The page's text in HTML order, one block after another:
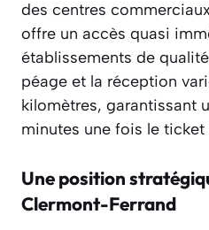
des centres
offre un accès quasi
établissements de
péage et la réception
kilomètres, garantissant
minutes une fois le
Une position
Clermont-Ferrand